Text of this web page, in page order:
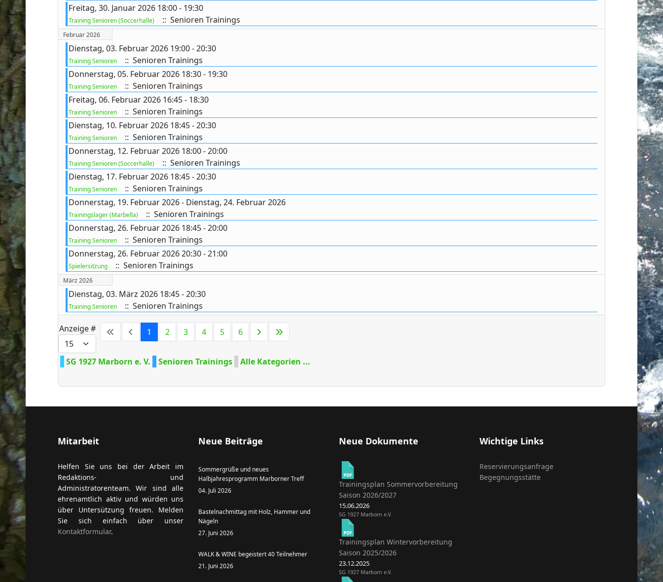
Freitag, 30. Januar 2026 18:00 - 19:30
Training Senioren (Soccerhalle) :: Senioren Trainings
Februar 2026
Dienstag, 03. Februar 2026 19:00 - 20:30
Training Senioren
:: Senioren Trainings
Donnerstag, 05. Februar 2026 18:30 - 19:30
Training Senioren
:: Senioren Trainings
Freitag, 06. Februar 2026 16:45 - 18:30
Training Senioren
:: Senioren Trainings
Dienstag, 10. Februar 2026 18:45 - 20:30
Training Senioren
:: Senioren Trainings
Donnerstag, 12. Februar 2026 18:00 - 20:00
Training Senioren (Soccerhalle)
:: Senioren Trainings
Dienstag, 17. Februar 2026 18:45 - 20:30
Training Senioren
:: Senioren Trainings
Donnerstag, 19. Februar 2026 - Dienstag, 24. Februar 2026
Trainingslager (Marbella)
:: Senioren Trainings
Donnerstag, 26. Februar 2026 18:45 - 20:00
Training Senioren
:: Senioren Trainings
Donnerstag, 26. Februar 2026 20:30 - 21:00
Spielersitzung :: Senioren Trainings
März 2026
Dienstag, 03. März 2026 18:45 - 20:30
Training Senioren :: Senioren Trainings
Anzeige # 1 2 3 4 5 6
SG 1927 Marborn e. V. Senioren Trainings Alle Kategorien ...
Mitarbeit
Helfen Sie uns bei der Arbeit im
Redaktions- und
Administratorenteam. Wir sind alle
ehrenamtlich aktiv und würden uns
über Untersützung freuen. Melden
Sie sich einfach über unser
Kontaktformular.
Neue Beiträge
Sommergrüße und neues
Halbjahresprogramm Marborner Treff
04. Juli 2026
Bastelnachmittag mit Holz, Hammer und
Nägeln
27. Juni 2026
WALK & WINE begeistert 40 Teilnehmer
21. Juni 2026
Neue Dokumente
Trainingsplan Sommervorbereitung
Saison 2026/2027
15.06.2026
SG 1927 Marborn e.V.
Trainingsplan Wintervorbereitung
Saison 2025/2026
23.12.2025
SG 1927 Marborn e.V.
Wichtige Links
Reservierungsanfrage
Begegnungsstätte